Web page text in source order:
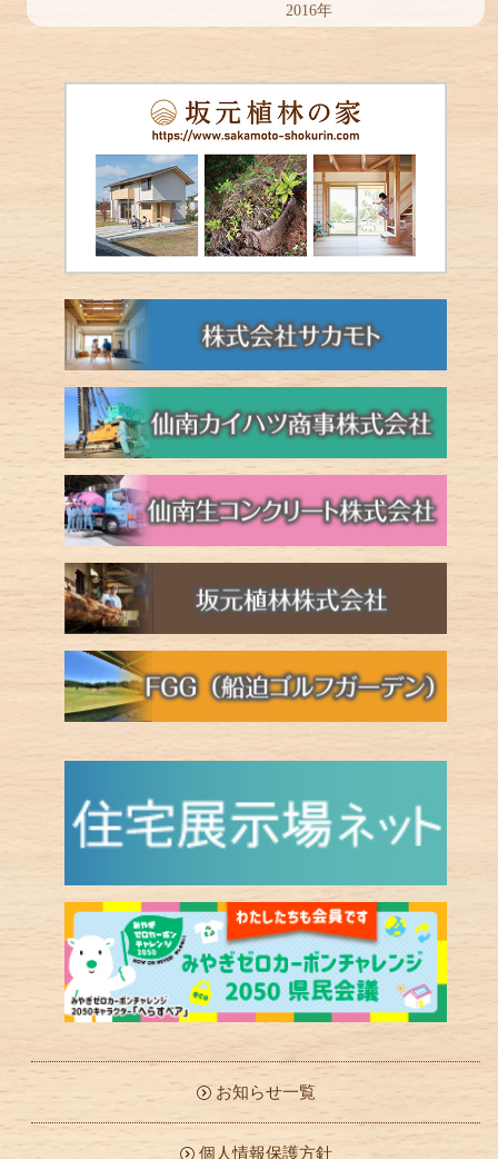
2016年
お知らせ一覧
個人情報保護方針